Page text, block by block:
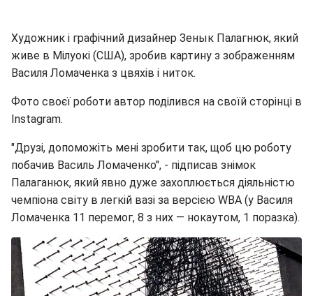
Художник і графічний дизайнер Зенык Палагнюк, який
живе в Мілуокі (США), зробив картину з зображенням
Василя Ломаченка з цвяхів і ниток.
Фото своєї роботи автор поділився на своїй сторінці в
Instagram.
"Друзі, допоможіть мені зробити так, щоб цю роботу
побачив Василь Ломаченко", - підписав знімок
Палаганюк, який явно дуже захоплюється діяльністю
чемпіона світу в легкій вазі за версією WBA (у Василя
Ломаченка 11 перемог, 8 з них — нокаутом, 1 поразка).